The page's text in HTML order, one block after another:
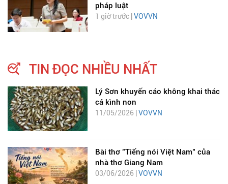
pháp luật
1 giờ trước | VOVVN
TIN ĐỌC NHIỀU NHẤT
Lý Sơn khuyến cáo không khai thác
cá kình non
11/05/2026 | VOVVN
Bài thơ "Tiếng nói Việt Nam" của
nhà thơ Giang Nam
03/06/2026 | VOVVN